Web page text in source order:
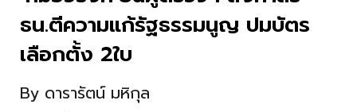
ธน.ตีความแก้รัฐธรรมนูญ ปมบัตร
เลือกตั้ง 2ใบ
By ดารารัตน์ มหิกุล